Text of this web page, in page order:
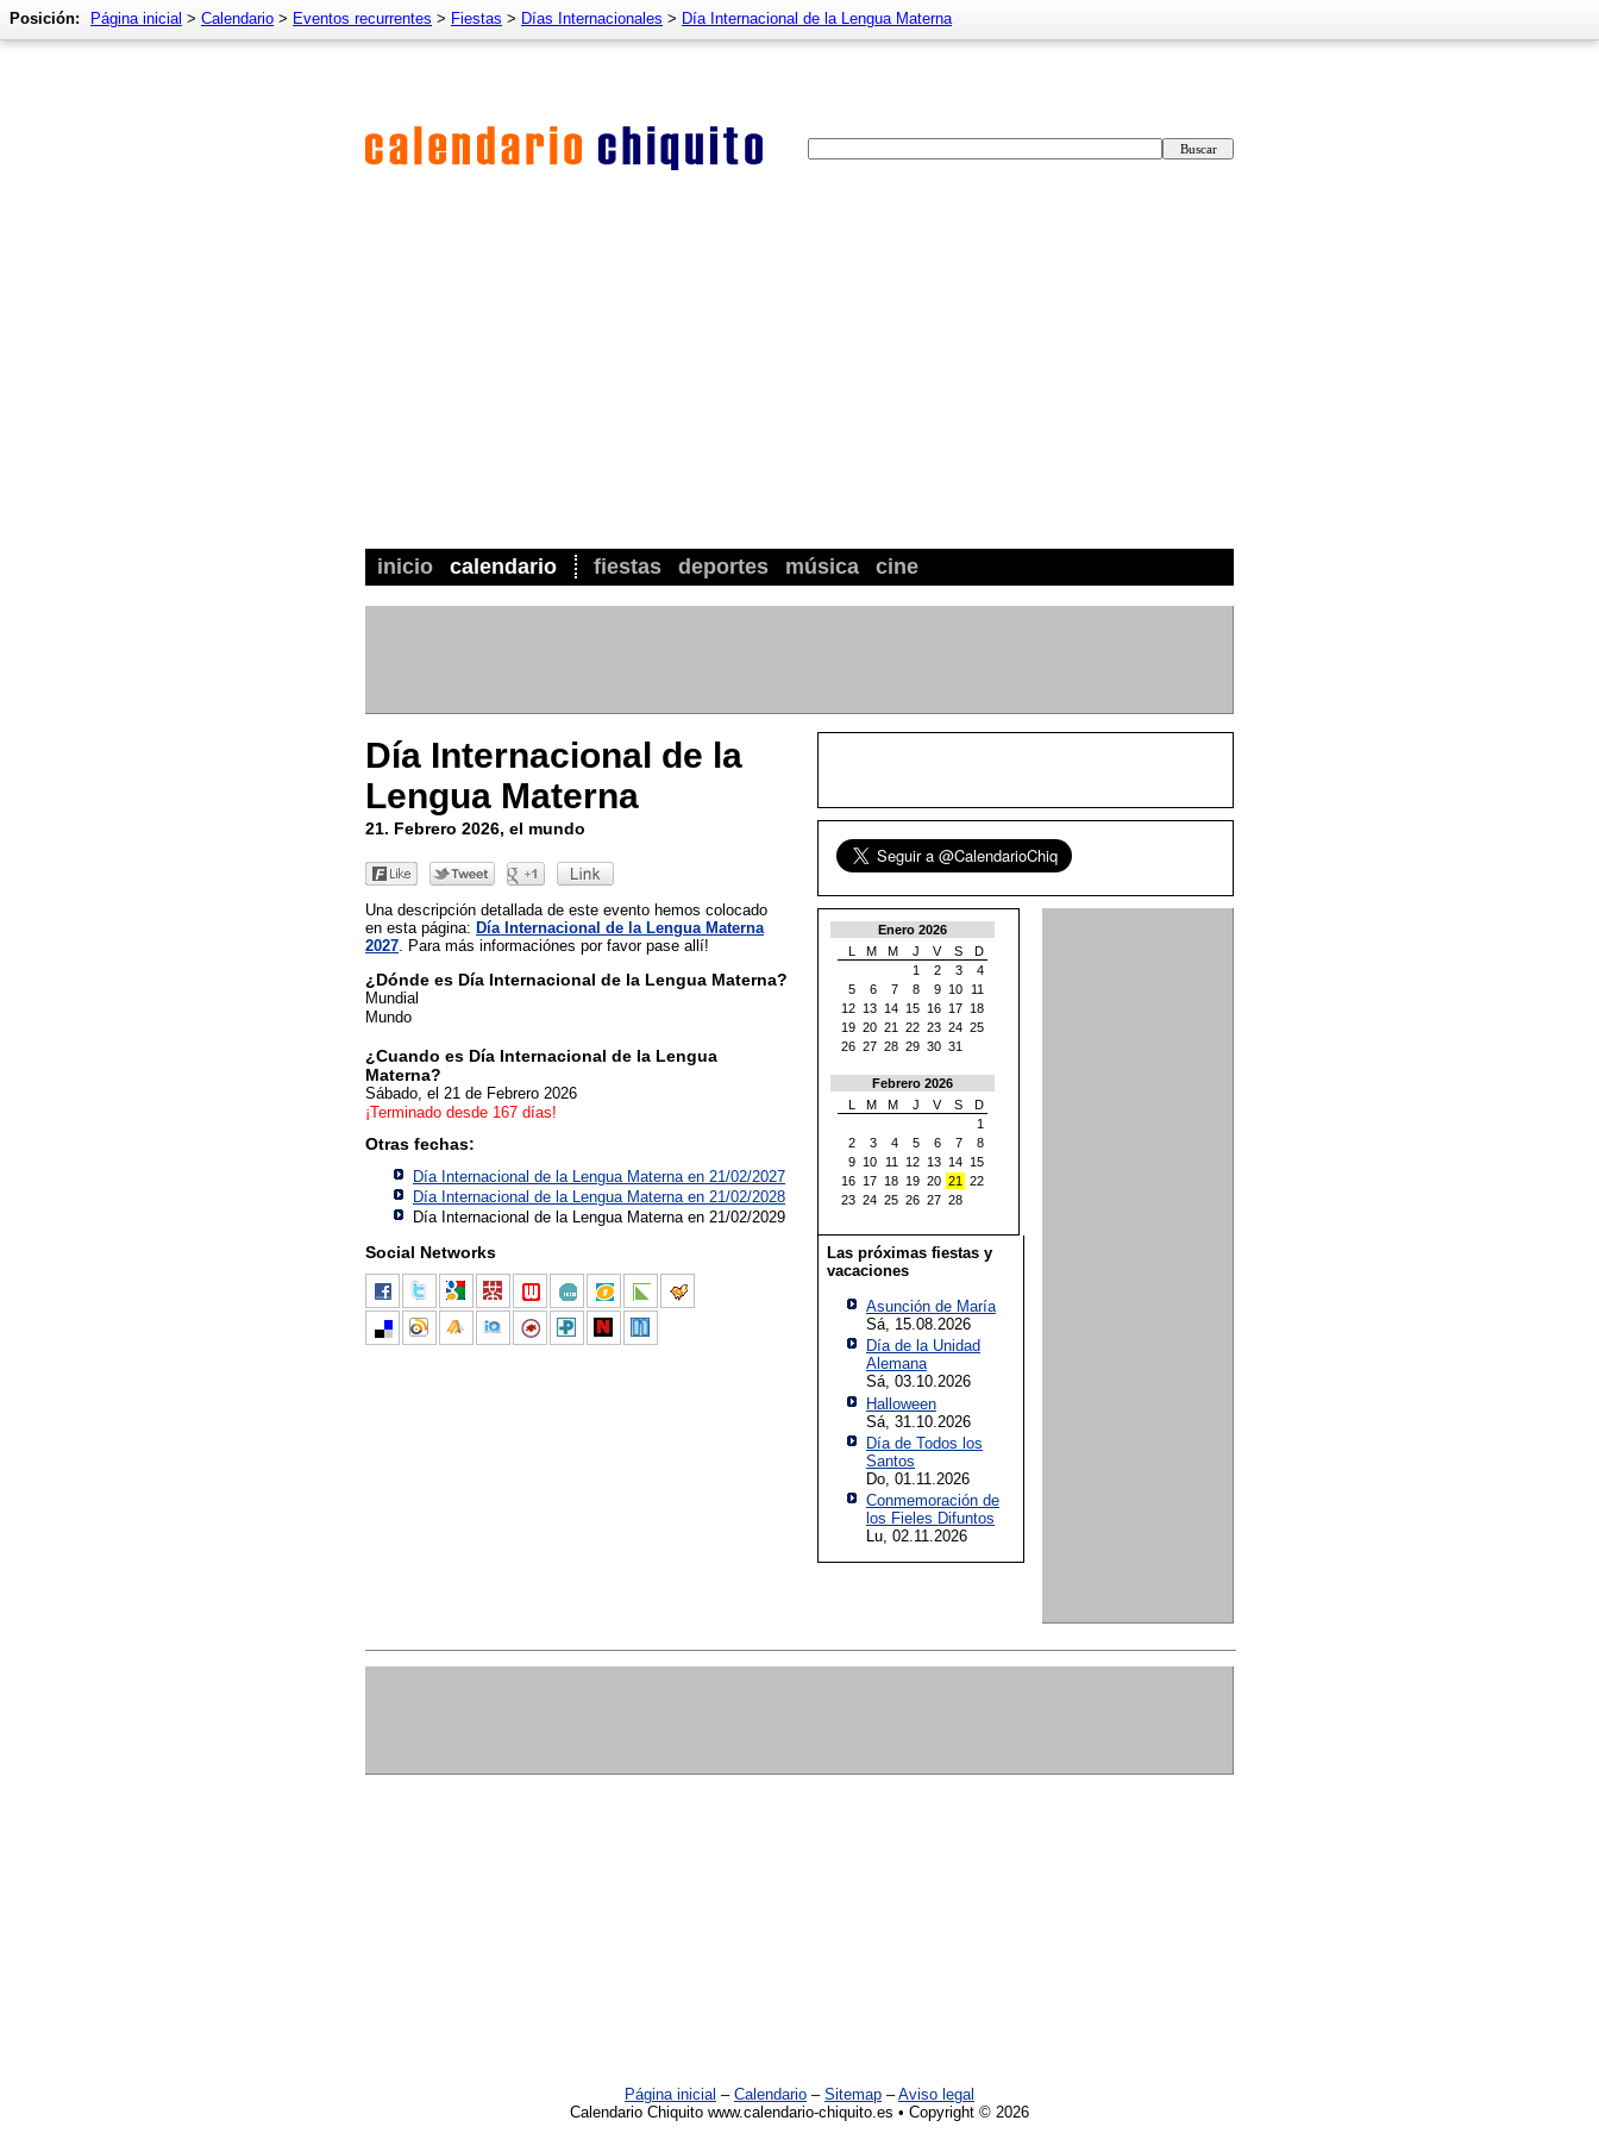
inicio calendario fiestas deportes música cine
Posición: Página inicial > Calendario > Eventos recurrentes > Fiestas > Días Internacionales > Día Internacional de la Lengua Materna
Día Internacional de la
Lengua Materna
21. Febrero 2026, el mundo
Una descripción detallada de este evento hemos colocado
en esta página: Día Internacional de la Lengua Materna
2027 . Para más informaciónes por favor pase allí!
¿Dónde es Día Internacional de la Lengua Materna?
Mundial
Mundo
¿Cuando es Día Internacional de la Lengua
Materna?
Sábado, el 21 de Febrero 2026
¡Terminado desde 167 días!
Otras fechas:
Día Internacional de la Lengua Materna en 21/02/2027
Día Internacional de la Lengua Materna en 21/02/2028
Día Internacional de la Lengua Materna en 21/02/2029
Social Networks
Enero 2026
L
M M J V S
D
1
2 3
4
5
6 7 8 9 10
11
12 13 14 15 16 17 18
19 20 21 22 23 24 25
26 27 28 29 30 31
Febrero 2026
L
M M J V S
D
1
2
3 4 5 6 7
8
9 10 11 12 13 14 15
16 17 18 19 20 21
22
23 24 25 26 27 28
Las próximas fiestas y
vacaciones
Asunción de María
Sá, 15.08.2026
Día de la Unidad
Alemana
Sá, 03.10.2026
Halloween
Sá, 31.10.2026
Día de Todos los
Santos
Do, 01.11.2026
Conmemoración de
los Fieles Difuntos
Lu, 02.11.2026
Página inicial – Calendario – Sitemap –Aviso legal
Calendario Chiquito www.calendario-chiquito.es • Copyright © 2026